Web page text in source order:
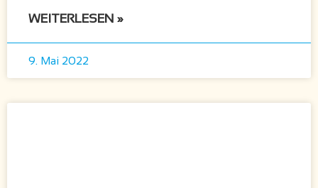
WEITERLESEN »
9. Mai 2022